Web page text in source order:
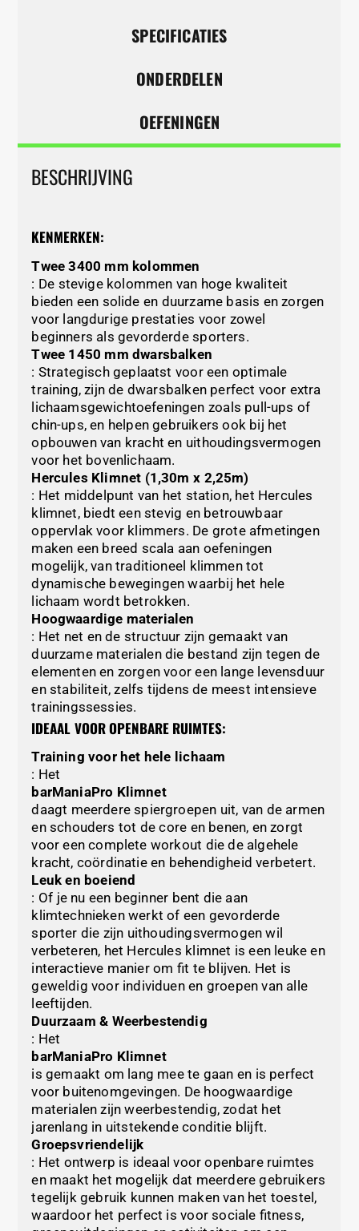
SPECIFICATIES
ONDERDELEN
OEFENINGEN
BESCHRIJVING
KENMERKEN:
Twee 3400 mm kolommen
: De stevige kolommen van hoge kwaliteit
bieden een solide en duurzame basis en zorgen
voor langdurige prestaties voor zowel
beginners als gevorderde sporters.
Twee 1450 mm dwarsbalken
: Strategisch geplaatst voor een optimale
training, zijn de dwarsbalken perfect voor extra
lichaamsgewichtoefeningen zoals pull-ups of
chin-ups, en helpen gebruikers ook bij het
opbouwen van kracht en uithoudingsvermogen
voor het bovenlichaam.
Hercules Klimnet (1,30m x 2,25m)
: Het middelpunt van het station, het Hercules
klimnet, biedt een stevig en betrouwbaar
oppervlak voor klimmers. De grote afmetingen
maken een breed scala aan oefeningen
mogelijk, van traditioneel klimmen tot
dynamische bewegingen waarbij het hele
lichaam wordt betrokken.
Hoogwaardige materialen
: Het net en de structuur zijn gemaakt van
duurzame materialen die bestand zijn tegen de
elementen en zorgen voor een lange levensduur
en stabiliteit, zelfs tijdens de meest intensieve
trainingssessies.
IDEAAL VOOR OPENBARE RUIMTES:
Training voor het hele lichaam
: Het
barManiaPro Klimnet
daagt meerdere spiergroepen uit, van de armen
en schouders tot de core en benen, en zorgt
voor een complete workout die de algehele
kracht, coördinatie en behendigheid verbetert.
Leuk en boeiend
: Of je nu een beginner bent die aan
klimtechnieken werkt of een gevorderde
sporter die zijn uithoudingsvermogen wil
verbeteren, het Hercules klimnet is een leuke en
interactieve manier om fit te blijven. Het is
geweldig voor individuen en groepen van alle
leeftijden.
Duurzaam & Weerbestendig
: Het
barManiaPro Klimnet
is gemaakt om lang mee te gaan en is perfect
voor buitenomgevingen. De hoogwaardige
materialen zijn weerbestendig, zodat het
jarenlang in uitstekende conditie blijft.
Groepsvriendelijk
: Het ontwerp is ideaal voor openbare ruimtes
en maakt het mogelijk dat meerdere gebruikers
tegelijk gebruik kunnen maken van het toestel,
waardoor het perfect is voor sociale fitness,